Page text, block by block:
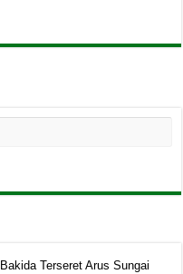
Terseret Arus Sungai